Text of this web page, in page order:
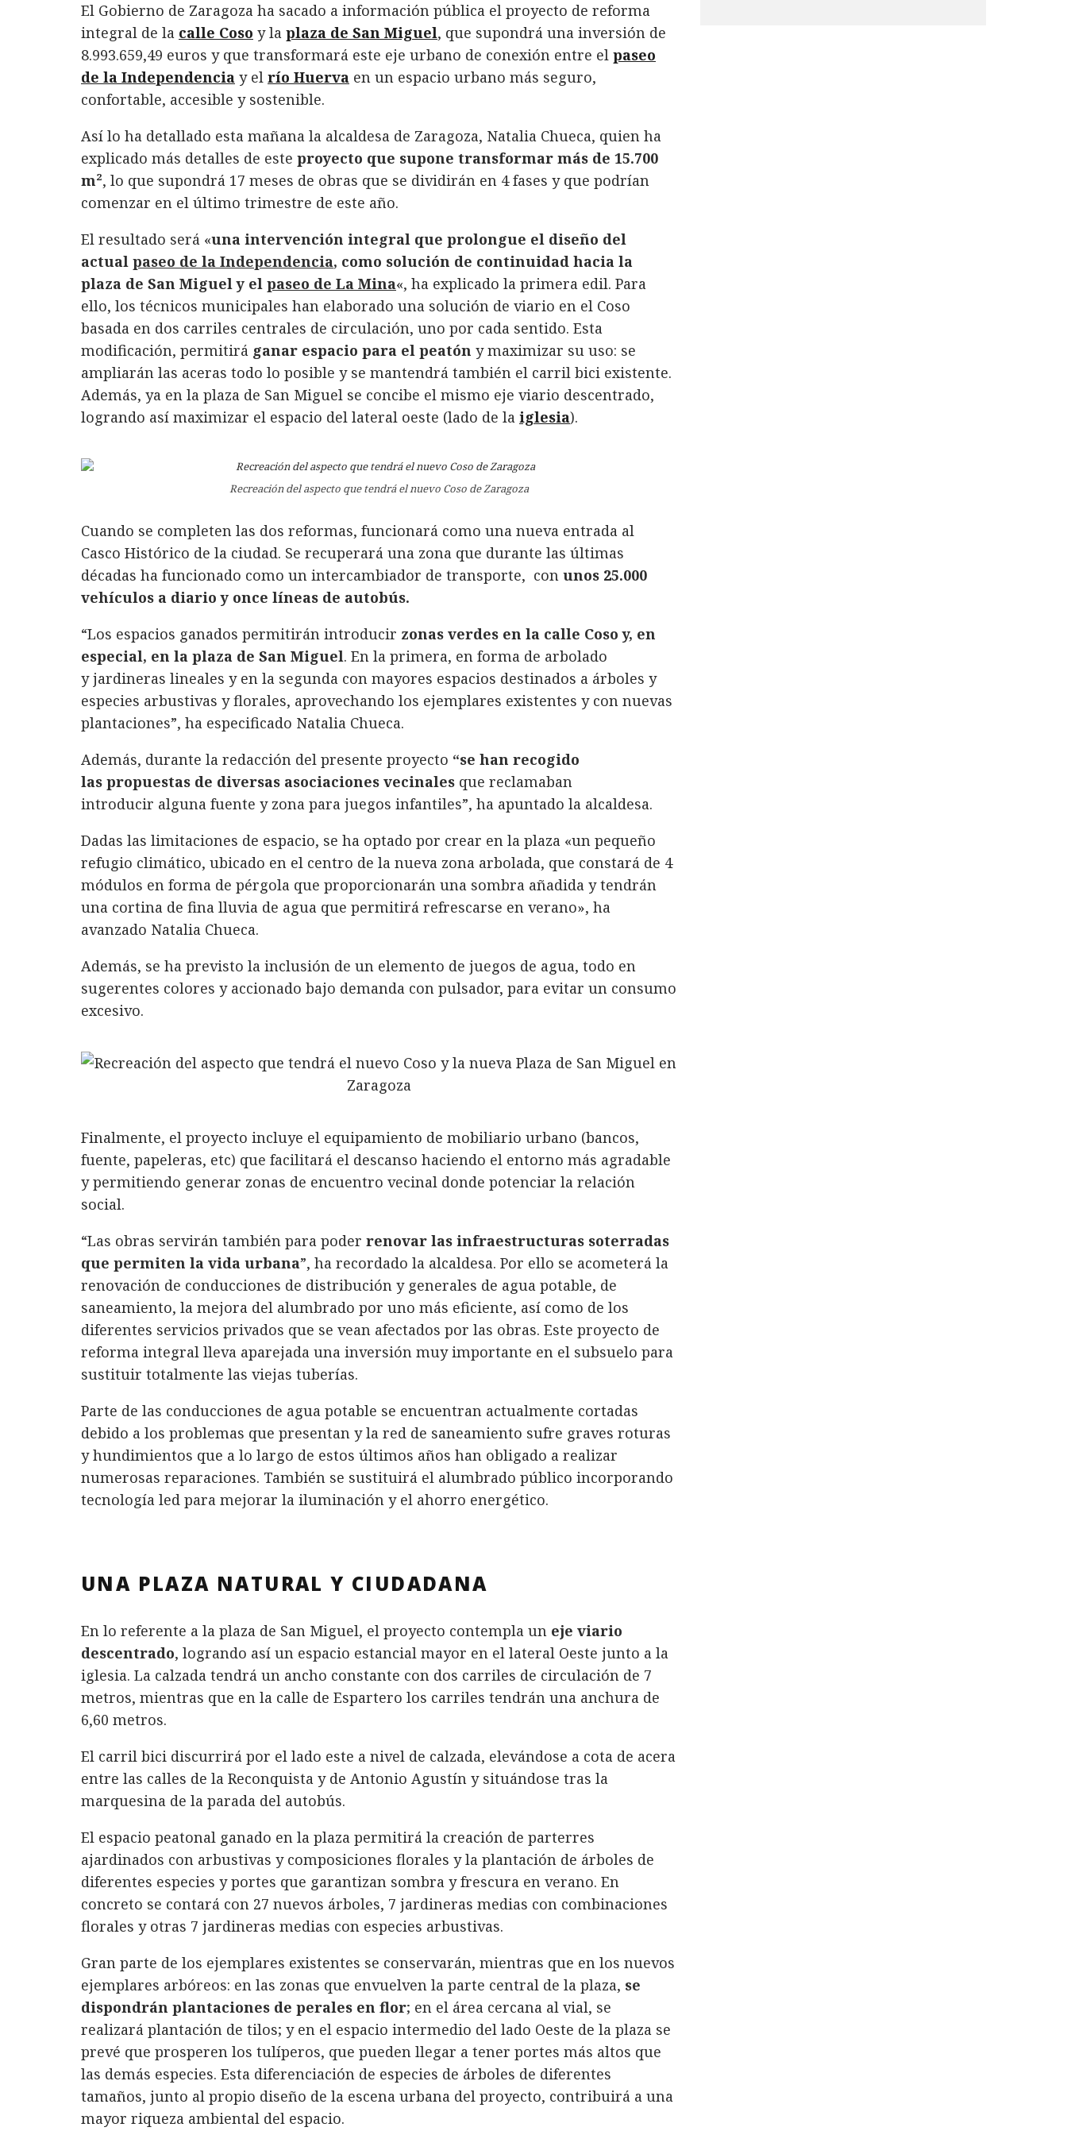
c
e
b
o
o
k
it
te
r
n
k
e
d
I
n
at
s
A
p
ai
l
m
p
a
rt
El Gobierno de Zaragoza ha sacado a información pública el proyecto de reforma
integral de la calle Coso y la plaza de San Miguel, que supondrá una inversión de
8.993.659,49 euros y que transformará este eje urbano de conexión entre el paseo
de la Independencia y el río Huerva en un espacio urbano más seguro,
confortable, accesible y sostenible.
Así lo ha detallado esta mañana la alcaldesa de Zaragoza, Natalia Chueca, quien ha
explicado más detalles de este proyecto que supone transformar más de 15.700
m², lo que supondrá 17 meses de obras que se dividirán en 4 fases y que podrían
comenzar en el último trimestre de este año.
El resultado será «una intervención integral que prolongue el diseño del
actual paseo de la Independencia, como solución de continuidad hacia la
plaza de San Miguel y el paseo de La Mina«, ha explicado la primera edil. Para
ello, los técnicos municipales han elaborado una solución de viario en el Coso
basada en dos carriles centrales de circulación, uno por cada sentido. Esta
modificación, permitirá ganar espacio para el peatón y maximizar su uso: se
ampliarán las aceras todo lo posible y se mantendrá también el carril bici existente.
Además, ya en la plaza de San Miguel se concibe el mismo eje viario descentrado,
logrando así maximizar el espacio del lateral oeste (lado de la iglesia).
Recreación del aspecto que tendrá el nuevo Coso de Zaragoza
Cuando se completen las dos reformas, funcionará como una nueva entrada al
Casco Histórico de la ciudad. Se recuperará una zona que durante las últimas
décadas ha funcionado como un intercambiador de transporte, con unos 25.000
vehículos a diario y once líneas de autobús.
“Los espacios ganados permitirán introducir zonas verdes en la calle Coso y, en
especial, en la plaza de San Miguel. En la primera, en forma de arbolado
y jardineras lineales y en la segunda con mayores espacios destinados a árboles y
especies arbustivas y florales, aprovechando los ejemplares existentes y con nuevas
plantaciones”, ha especificado Natalia Chueca.
Además, durante la redacción del presente proyecto “se han recogido
las propuestas de diversas asociaciones vecinales que reclamaban
introducir alguna fuente y zona para juegos infantiles”, ha apuntado la alcaldesa.
Dadas las limitaciones de espacio, se ha optado por crear en la plaza «un pequeño
refugio climático, ubicado en el centro de la nueva zona arbolada, que constará de 4
módulos en forma de pérgola que proporcionarán una sombra añadida y tendrán
una cortina de fina lluvia de agua que permitirá refrescarse en verano», ha
avanzado Natalia Chueca.
Además, se ha previsto la inclusión de un elemento de juegos de agua, todo en
sugerentes colores y accionado bajo demanda con pulsador, para evitar un consumo
excesivo.
Finalmente, el proyecto incluye el equipamiento de mobiliario urbano (bancos,
fuente, papeleras, etc) que facilitará el descanso haciendo el entorno más agradable
y permitiendo generar zonas de encuentro vecinal donde potenciar la relación
social.
“Las obras servirán también para poder renovar las infraestructuras soterradas
que permiten la vida urbana”, ha recordado la alcaldesa. Por ello se acometerá la
renovación de conducciones de distribución y generales de agua potable, de
saneamiento, la mejora del alumbrado por uno más eficiente, así como de los
diferentes servicios privados que se vean afectados por las obras. Este proyecto de
reforma integral lleva aparejada una inversión muy importante en el subsuelo para
sustituir totalmente las viejas tuberías.
Parte de las conducciones de agua potable se encuentran actualmente cortadas
debido a los problemas que presentan y la red de saneamiento sufre graves roturas
y hundimientos que a lo largo de estos últimos años han obligado a realizar
numerosas reparaciones. También se sustituirá el alumbrado público incorporando
tecnología led para mejorar la iluminación y el ahorro energético.
UNA PLAZA NATURAL Y CIUDADANA
En lo referente a la plaza de San Miguel, el proyecto contempla un eje viario
descentrado, logrando así un espacio estancial mayor en el lateral Oeste junto a la
iglesia. La calzada tendrá un ancho constante con dos carriles de circulación de 7
metros, mientras que en la calle de Espartero los carriles tendrán una anchura de
6,60 metros.
El carril bici discurrirá por el lado este a nivel de calzada, elevándose a cota de acera
entre las calles de la Reconquista y de Antonio Agustín y situándose tras la
marquesina de la parada del autobús.
El espacio peatonal ganado en la plaza permitirá la creación de parterres
ajardinados con arbustivas y composiciones florales y la plantación de árboles de
diferentes especies y portes que garantizan sombra y frescura en verano. En
concreto se contará con 27 nuevos árboles, 7 jardineras medias con combinaciones
florales y otras 7 jardineras medias con especies arbustivas.
Gran parte de los ejemplares existentes se conservarán, mientras que en los nuevos
ejemplares arbóreos: en las zonas que envuelven la parte central de la plaza, se
dispondrán plantaciones de perales en flor; en el área cercana al vial, se
realizará plantación de tilos; y en el espacio intermedio del lado Oeste de la plaza se
prevé que prosperen los tulíperos, que pueden llegar a tener portes más altos que
las demás especies. Esta diferenciación de especies de árboles de diferentes
tamaños, junto al propio diseño de la escena urbana del proyecto, contribuirá a una
mayor riqueza ambiental del espacio.